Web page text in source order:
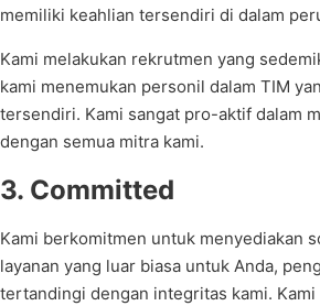
memiliki keahlian tersendiri di dalam
Kami melakukan rekrutmen yang
kami menemukan personil dalam TIM
tersendiri. Kami sangat pro-aktif dalam
dengan semua mitra kami.
3. Committed
Kami berkomitmen untuk menyediakan
layanan yang luar biasa untuk Anda,
tertandingi dengan integritas kami. Kami